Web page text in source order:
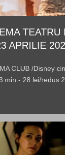
TEATRU
APRILIE
CLUB /Disney
min - 28 lei/redus